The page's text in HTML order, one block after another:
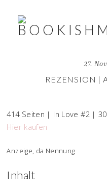
27.
REZENSION |
414 Seiten | In Love #2 |
Hier kaufen
Anzeige, da Nennung
Inhalt